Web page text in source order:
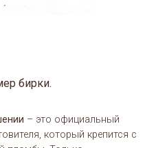
бирки.
– это официальный
который крепится с